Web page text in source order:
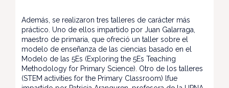
Además, se realizaron tres talleres de carácter más
práctico. Uno de ellos impartido por Juan Galarraga,
maestro de primaria, que ofreció un taller sobre el
modelo de enseñanza de las ciencias basado en el
Modelo de las 5Es (Exploring the 5Es Teaching
Methodology for Primary Science). Otro de los talleres
(STEM activities for the Primary Classroom) lfue